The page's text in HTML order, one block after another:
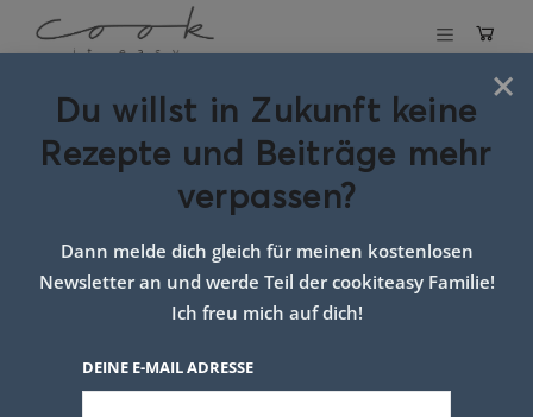
Schlagwort:
tomaten sauce
×
Du willst in Zukunft keine
Rezepte und Beiträge mehr
verpassen?
Dann melde dich gleich für meinen kostenlosen
Newsletter an und werde Teil der cookiteasy Familie!
Ich freu mich auf dich!
DEINE E-MAIL ADRESSE